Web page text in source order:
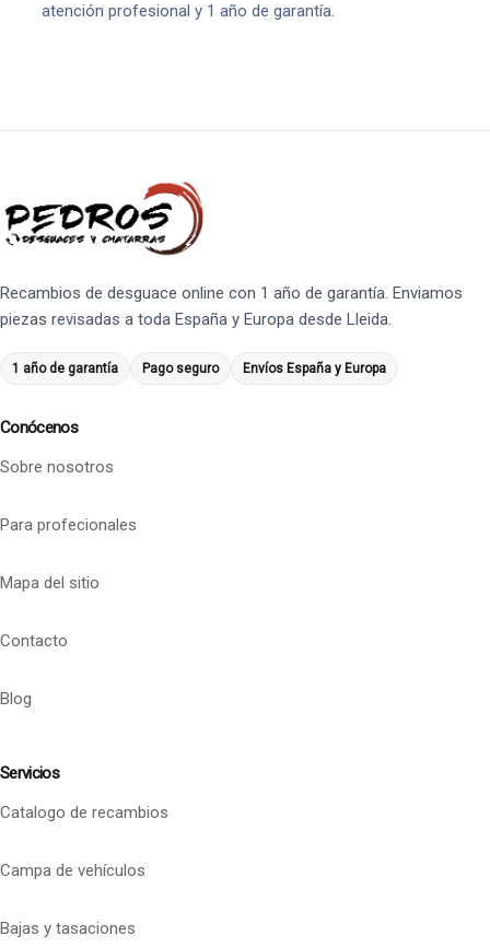
atención profesional y 1 año de garantía.
Recambios de desguace online con 1 año de garantía. Enviamos
piezas revisadas a toda España y Europa desde Lleida.
1 año de garantía Pago seguro Envíos España y Europa
Conócenos
Sobre nosotros
Para profecionales
Mapa del sitio
Contacto
Blog
Servicios
Catalogo de recambios
Campa de vehículos
Bajas y tasaciones